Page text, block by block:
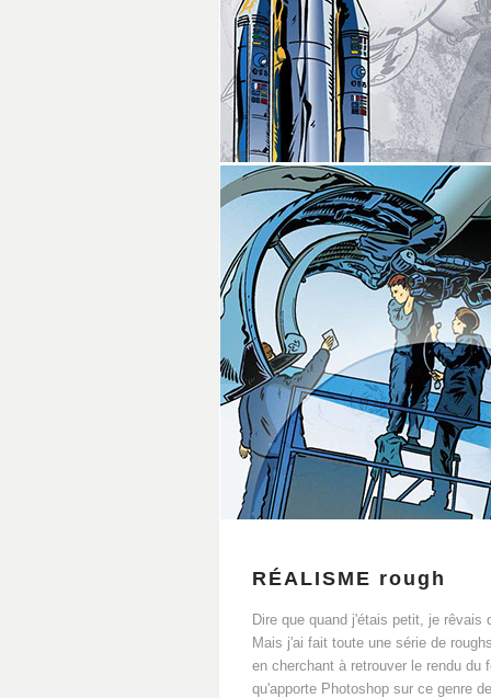
RÉALISME rough
Dire que quand j'étais petit, je
Mais j'ai fait toute une série de
en cherchant à retrouver le rendu du
qu'apporte Photoshop sur ce genre